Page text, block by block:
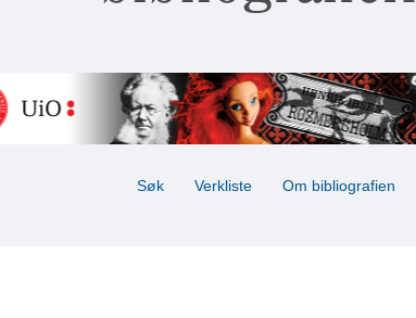
Søk Verkliste Om bibliografien